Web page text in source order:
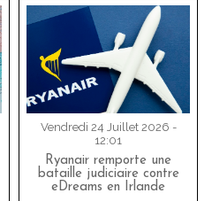
Vendredi 24 Juillet 2026 -
12:01
Ryanair remporte une
bataille judiciaire contre
eDreams en Irlande